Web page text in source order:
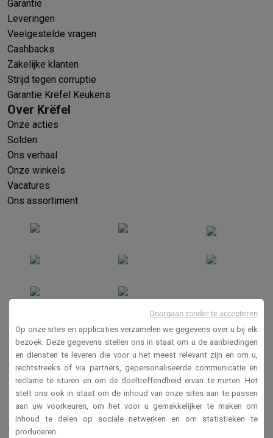
Garantie
Leveringen
Veelgestelde vragen
Cashbacks
Zakelijke klanten
Strijd tegen corruptie
Garantie Krëfel Keukens
Over Krëfel
Onze acties
Solden
Ons verhaal
Onze winkels
Vacatures
Ons assortiment
Verkoopsvoorwaarden
Privacy
Disclaimer
Cookies
Krëfel NV - Steenstraat 44 - Industriezone 4 "T Sas",
Op onze sites en applicaties verzamelen we gegevens over u bij elk
bezoek. Deze gegevens stellen ons in staat om u de aanbiedingen
en diensten te leveren die voor u het meest relevant zijn en om u,
rechtstreeks of via partners, gepersonaliseerde communicatie en
reclame te sturen en om de doeltreffendheid ervan te meten. Het
stelt ons ook in staat om de inhoud van onze sites aan te passen
aan uw voorkeuren, om het voor u gemakkelijker te maken om
inhoud te delen op sociale netwerken en om statistieken te
produceren.
Doorgaan zonder te accepteren